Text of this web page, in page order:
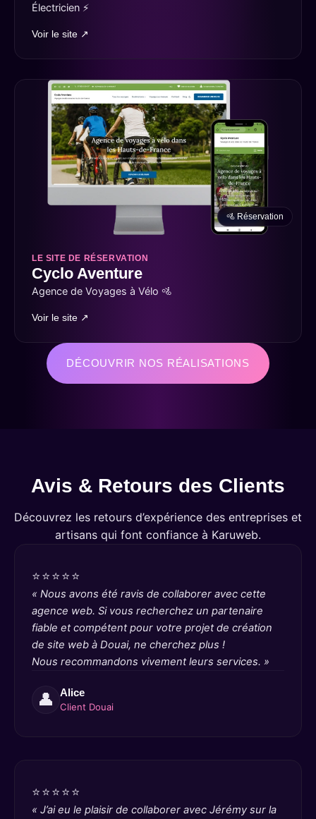
Électricien ⚡
Voir le site ↗
🚵 Réservation
LE SITE DE RÉSERVATION
Cyclo Aventure
Agence de Voyages à Vélo 🚵
Voir le site ↗
DÉCOUVRIR NOS RÉALISATIONS
Avis & Retours des Clients
Découvrez les retours d’expérience des entreprises et
artisans qui font confiance à Karuweb.
⭐⭐⭐⭐⭐
« Nous avons été ravis de collaborer avec cette
agence web. Si vous recherchez un partenaire
fiable et compétent pour votre projet de création
de site web à Douai, ne cherchez plus !
Nous recommandons vivement leurs services. »
👤 Alice
Client Douai
⭐⭐⭐⭐⭐
« J’ai eu le plaisir de collaborer avec Jérémy sur la